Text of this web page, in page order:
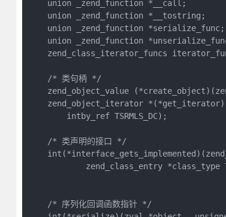
    union _zend_function *__call;
    union _zend_function *__tostring;
    union _zend_function *serialize_func;
union _zend_function
zend_class_iterator_funcs
    /* 类句柄 */
zend_object_value
zend_object_iterator
        intby_ref TSRMLS_DC);
    /* 类声明的接口 */
zend_class_entry *class_type
    /* 序列化回调函数指针 */